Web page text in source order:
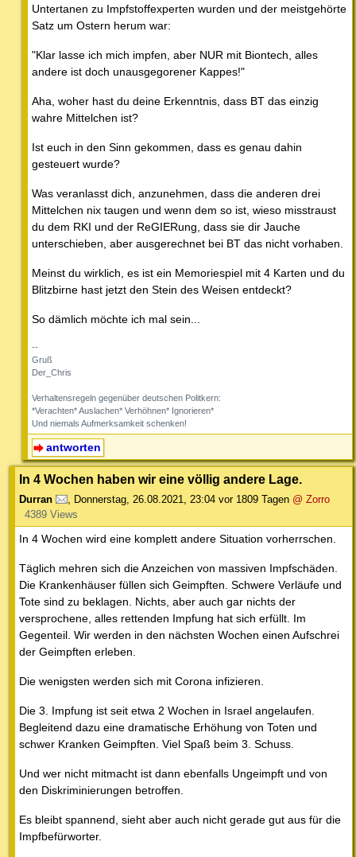
Untertanen zu Impfstoffexperten wurden und der meistgehörte
Satz um Ostern herum war:
"Klar lasse ich mich impfen, aber NUR mit Biontech, alles
andere ist doch unausgegorener Kappes!"
Aha, woher hast du deine Erkenntnis, dass BT das einzig
wahre Mittelchen ist?
Ist euch in den Sinn gekommen, dass es genau dahin
gesteuert wurde?
Was veranlasst dich, anzunehmen, dass die anderen drei
Mittelchen nix taugen und wenn dem so ist, wieso misstraust
du dem RKI und der ReGIERung, dass sie dir Jauche
unterschieben, aber ausgerechnet bei BT das nicht vorhaben.
Meinst du wirklich, es ist ein Memoriespiel mit 4 Karten und du
Blitzbirne hast jetzt den Stein des Weisen entdeckt?
So dämlich möchte ich mal sein...
--
Gruß
Der_Chris
Verhaltensregeln gegenüber deutschen Politkern:
*Verachten* Auslachen* Verhöhnen* Ignorieren*
Und niemals Aufmerksamkeit schenken!
antworten
In 4 Wochen haben wir eine völlig andere Lage.
Durran Donnerstag, 26.08.2021, 23:04 vor 1809 Tagen @ Zorro
4389 Views
In 4 Wochen wird eine komplett andere Situation vorherrschen.
Täglich mehren sich die Anzeichen von massiven Impfschäden.
Die Krankenhäuser füllen sich Geimpften. Schwere Verläufe und
Tote sind zu beklagen. Nichts, aber auch gar nichts der
versprochene, alles rettenden Impfung hat sich erfüllt. Im
Gegenteil. Wir werden in den nächsten Wochen einen Aufschrei
der Geimpften erleben.
Die wenigsten werden sich mit Corona infizieren.
Die 3. Impfung ist seit etwa 2 Wochen in Israel angelaufen.
Begleitend dazu eine dramatische Erhöhung von Toten und
schwer Kranken Geimpften. Viel Spaß beim 3. Schuss.
Und wer nicht mitmacht ist dann ebenfalls Ungeimpft und von
den Diskriminierungen betroffen.
Es bleibt spannend, sieht aber auch nicht gerade gut aus für die
Impfbefürworter.